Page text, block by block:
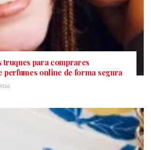
truques para comprares
perfumes online de forma segura